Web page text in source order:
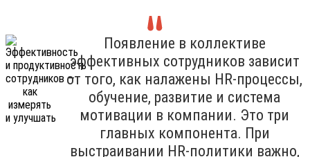
Появление в коллективе
эффективных сотрудников зависит
от того, как налажены HR-процессы,
обучение, развитие и система
мотивации в компании. Это три
главных компонента. При
выстраивании HR-политики важно,